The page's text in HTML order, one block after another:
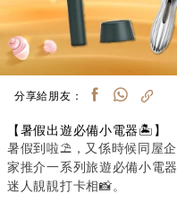
分享給朋友：
【暑假出遊必備小電器🏝️】
暑假到啦⛱️，又係時候同屋
家推介一系列旅遊必備小電
迷人靚靚打卡相📸。